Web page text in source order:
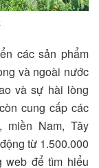
các sản phẩm
và ngoài nước
và sự hài lòng
cung cấp các
miền Nam, Tây
từ 1.500.000
web để tìm hiểu